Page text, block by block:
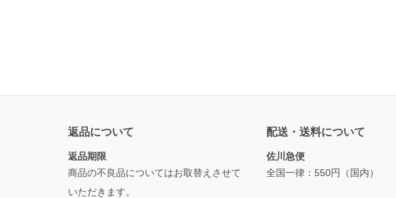
返品について
返品期限
商品の不良品についてはお取替えさせて
いただきます。
配送・送料について
佐川急便
全国一律：550円（国内）